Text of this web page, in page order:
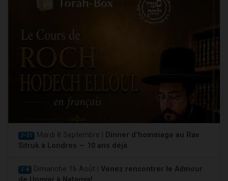
J-31 Mardi 8 Septembre |
Dinner d'hommage au Rav
Sitruk à Londres — 10 ans déjà
J-8 Dimanche 16 Août | Venez rencontrer le Admour